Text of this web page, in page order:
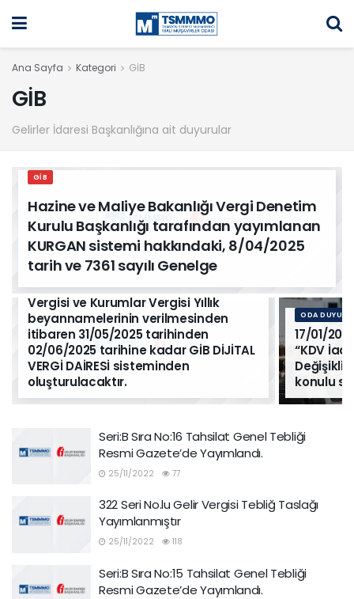
Ana Sayfa Kategori GİB
GİB
Gelirler İdaresi Başkanlığına ait duyurular
GİB
Hazine ve Maliye Bakanlığı Vergi Denetim
Kurulu Başkanlığı tarafından yayımlanan
KURGAN sistemi hakkındaki, 8/04/2025
tarih ve 7361 sayılı Genelge
GİB
2024 yılına ait Vergi Levhaları, Gelir
Vergisi ve Kurumlar Vergisi Yıllık
beyannamelerinin verilmesinden
itibaren 31/05/2025 tarihinden
02/06/2025 tarihine kadar GİB DİJİTAL
VERGİ DAİRESİ sisteminden
oluşturulacaktır.
ODA
17/01/
“KDV
konulu
Seri:B Sıra No:16 Tahsilat Genel Tebliği
Resmi Gazete’de Yayımlandı.
25/11/2022 77
322 Seri No.lu Gelir Vergisi Tebliğ Taslağı
Yayımlanmıştır
25/11/2022 118
Seri:B Sıra No:15 Tahsilat Genel Tebliği
Resmi Gazete’de Yayımlandı.